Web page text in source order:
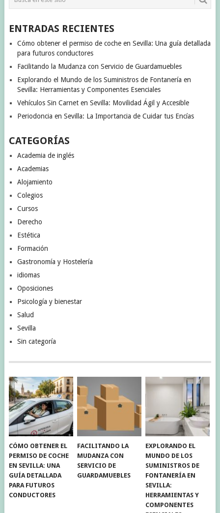
ENTRADAS RECIENTES
Cómo obtener el permiso de coche en Sevilla: Una guía detallada
para futuros conductores
Facilitando la Mudanza con Servicio de Guardamuebles
Explorando el Mundo de los Suministros de Fontanería en
Sevilla: Herramientas y Componentes Esenciales
Vehículos Sin Carnet en Sevilla: Movilidad Ágil y Accesible
Periodoncia en Sevilla: La Importancia de Cuidar tus Encías
CATEGORÍAS
Academia de inglés
Academias
Alojamiento
Colegios
Cursos
Derecho
Estética
Formación
Gastronomía y Hostelería
idiomas
Oposiciones
Psicología y bienestar
Salud
Sevilla
Sin categoría
CÓMO OBTENER EL
PERMISO DE COCHE
EN SEVILLA: UNA
GUÍA DETALLADA
PARA FUTUROS
CONDUCTORES
FACILITANDO LA
MUDANZA CON
SERVICIO DE
GUARDAMUEBLES
EXPLORANDO EL
MUNDO DE LOS
SUMINISTROS DE
FONTANERÍA EN
SEVILLA:
HERRAMIENTAS Y
COMPONENTES